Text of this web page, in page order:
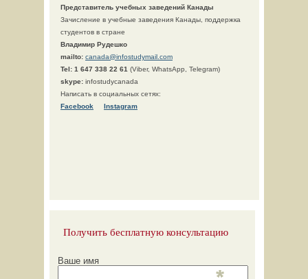
Представитель учебных заведений Канады
Зачисление в учебные заведения Канады, поддержка
студентов в стране
Владимир Рудешко
mailto: canada@infostudymail.com
Tel: 1 647 338 22 61 (Viber, WhatsApp, Telegram)
skype: infostudycanada
Написать в социальных сетях:
Facebook
Instagram
Получить бесплатную консультацию
Ваше имя